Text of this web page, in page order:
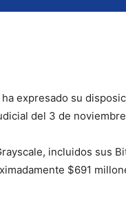
expresado su
del 3 de
incluidos sus
$691